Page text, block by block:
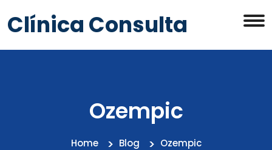
Clínica Consulta
Ozempic
Home Blog Ozempic